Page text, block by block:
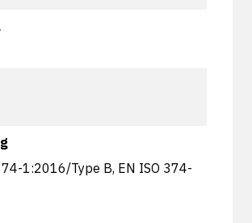
1:2016/Type B, EN ISO 374-